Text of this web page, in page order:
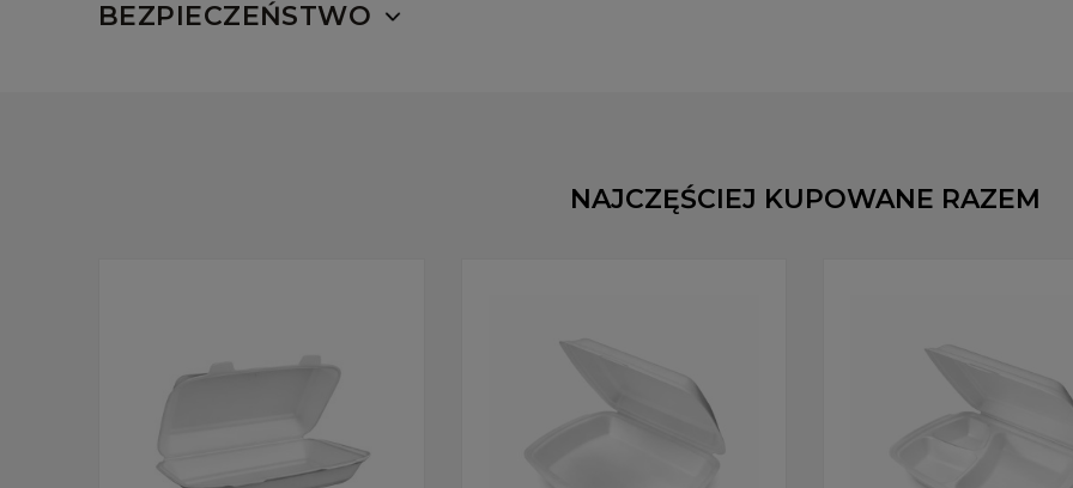
BEZPIECZEŃSTWO
NAJCZĘŚCIEJ KUPOWANE RAZEM